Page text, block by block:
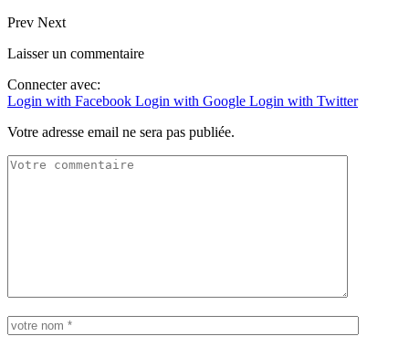
Prev Next
Laisser un commentaire
Connecter avec:
Login with Facebook Login with Google Login with Twitter
Votre adresse email ne sera pas publiée.